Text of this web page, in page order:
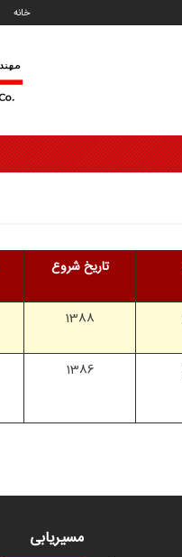
خانه
تاریخ شروع
1388
1386
مسیریابی